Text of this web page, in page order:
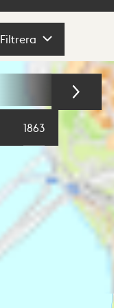
Filtrera
1863 1855